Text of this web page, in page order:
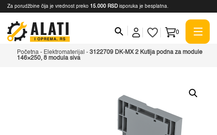
Za porudžbine čija je vrednost preko 15.000 RSD isporuka je besplatna.
0
Početna - Elektromaterijal - 3122709 DK-MX 2 Kutija podna za module
146×250, 8 modula siva